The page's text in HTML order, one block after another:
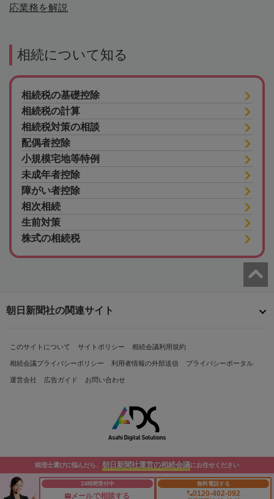
応業務を解説
相続について知る
相続税の基礎控除
相続税の計算
相続税対策の相談
配偶者控除
小規模宅地等特例
未成年者控除
障がい者控除
相次相続
生前対策
株式の相続税
税理士選びに悩んだら、 朝日新聞社運営の相続会議にお任せください
24時間受付中
メールで相談する
無料電話する
0120-402-092
朝日新聞社の関連サイト
このサイトについて サイトポリシー 相続会議利用規約
相続会議プライバシーポリシー 利用者情報の外部送信 プライバシーポータル
運営会社 広告ガイド お問い合わせ
Copyright© The Asahi Shimbun Company. All Rights Reserved.